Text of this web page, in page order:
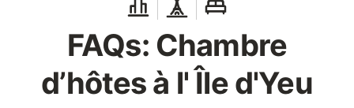
FAQs: Chambre
d’hôtes à l' Île d'Yeu